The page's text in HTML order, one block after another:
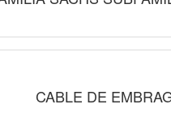
CABLE DE